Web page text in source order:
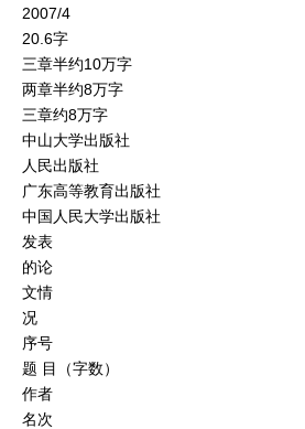
2007/4
20.6字
三章半约10万字
两章半约8万字
三章约8万字
中山大学出版社
人民出版社
广东高等教育出版社
中国人民大学出版社
发表
的论
文情
况
序号
题 目（字数）
作者
名次